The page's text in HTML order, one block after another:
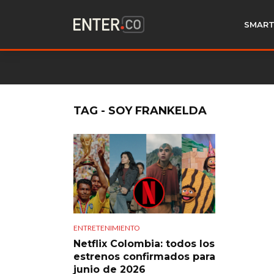
TAG - SOY FRANKELDA
ENTRETENIMIENTO
Netflix Colombia: todos los
estrenos confirmados para
junio de 2026